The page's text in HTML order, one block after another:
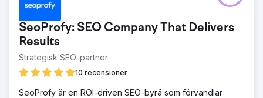
SeoProfy: SEO Company That Delivers
Results
Strategisk SEO-partner
10 recensioner
SeoProfy är en ROI-driven SEO-byrå som förvandlar